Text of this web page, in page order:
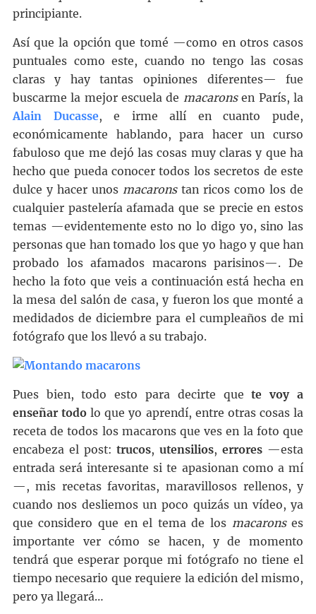
principiante.
Así que la opción que tomé —como en otros casos
puntuales como este, cuando no tengo las cosas
claras y hay tantas opiniones diferentes— fue
buscarme la mejor escuela de macaronsen París, la
Alain Ducasse, e irme allí en cuanto pude,
económicamente hablando, para hacer un curso
fabuloso que me dejó las cosas muy claras y que ha
hecho que pueda conocer todos los secretos de este
dulce y hacer unos macaronstan ricos como los de
cualquier pastelería afamada que se precie en estos
temas —evidentemente esto no lo digo yo, sino las
personas que han tomado los que yo hago y que han
probado los afamados macarons parisinos—. De
hecho la foto que veis a continuación está hecha en
la mesa del salón de casa, y fueron los que monté a
medidados de diciembre para el cumpleaños de mi
fotógrafo que los llevó a su trabajo.
Pues bien, todo esto para decirte quete voy a
enseñar todo lo que yo aprendí, entre otras cosas la
receta de todos los macarons que ves en la foto que
encabeza el post: trucos,utensilios,errores —esta
entrada será interesante si te apasionan como a mí
—, mis recetas favoritas, maravillosos rellenos, y
cuando nos desliemos un poco quizás un vídeo, ya
que considero que en el tema de los macaronses
importante ver cómo se hacen, y de momento
tendrá que esperar porque mi fotógrafo no tiene el
tiempo necesario que requiere la edición del mismo,
pero ya llegará…